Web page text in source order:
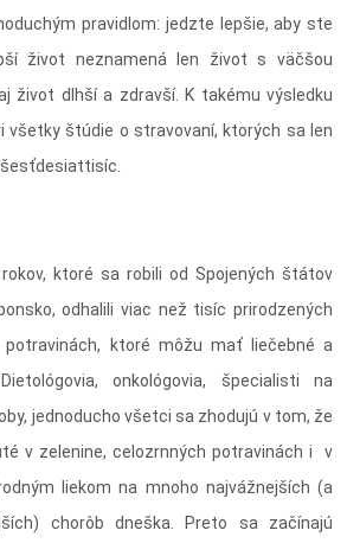
pravidlom: jedzte lepšie, aby ste
život neznamená len život s väčšou
život dlhší a zdravší. K takému výsledku
všetky štúdie o stravovaní, ktorých sa len
šesťdesiattisíc.
ktoré sa robili od Spojených štátov
odhalili viac než tisíc prirodzených
potravinách, ktoré môžu mať liečebné a
onkológovia, špecialisti na
jednoducho všetci sa zhodujú v tom, že
v zelenine, celozrnných potravinách i v
liekom na mnoho najvážnejších (a
chorôb dneška. Preto sa začínajú